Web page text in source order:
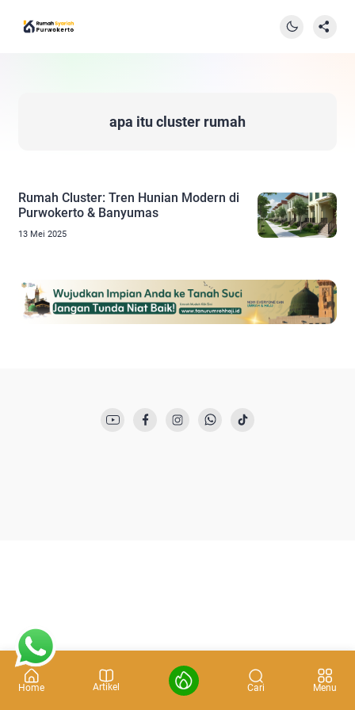
apa itu cluster rumah
Rumah Cluster: Tren Hunian Modern di
Purwokerto & Banyumas
13 Mei 2025
Home Artikel Cari Menu